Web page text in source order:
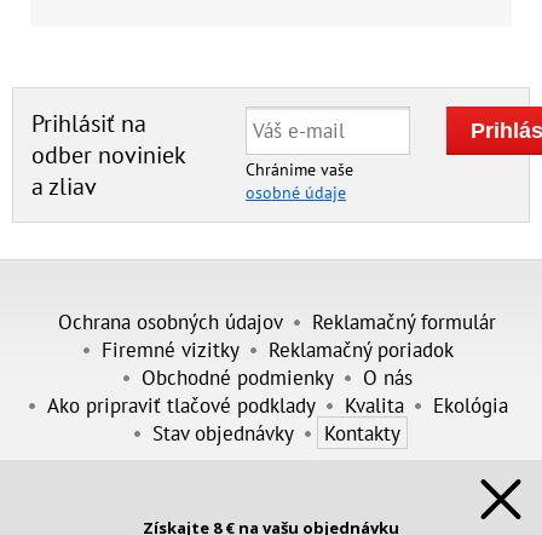
Prihlásiť na
odber noviniek
a zliav
Chránime vaše
osobné údaje
Ochrana osobných údajov
Reklamačný formulár
Firemné vizitky
Reklamačný poriadok
Obchodné podmienky
O nás
Ako pripraviť tlačové podklady
Kvalita
Ekológia
Stav objednávky
Kontakty
Získajte 8 € na vašu objednávku